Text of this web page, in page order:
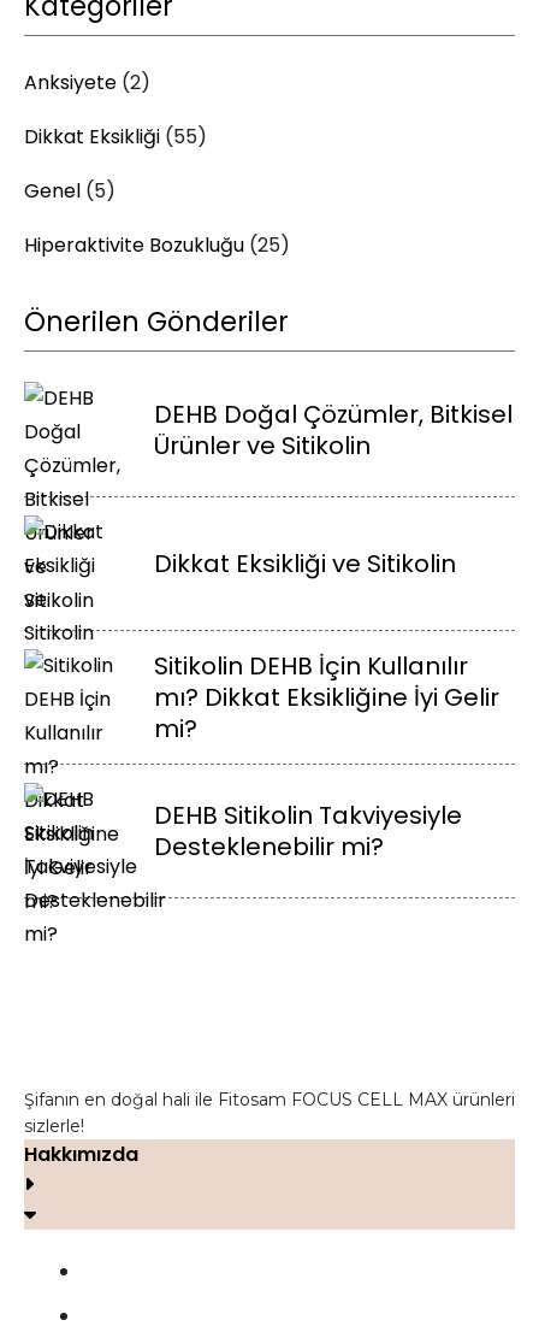
Anksiyete (2)
Dikkat Eksikliği (55)
Genel (5)
Hiperaktivite Bozukluğu (25)
Önerilen Gönderiler
DEHB Doğal Çözümler, Bitkisel
Ürünler ve Sitikolin
Dikkat Eksikliği ve Sitikolin
Sitikolin DEHB İçin Kullanılır
mı? Dikkat Eksikliğine İyi Gelir
mi?
DEHB Sitikolin Takviyesiyle
Desteklenebilir mi?
Şifanın en doğal hali ile Fitosam FOCUS CELL MAX ürünleri
sizlerle!
Hakkımızda